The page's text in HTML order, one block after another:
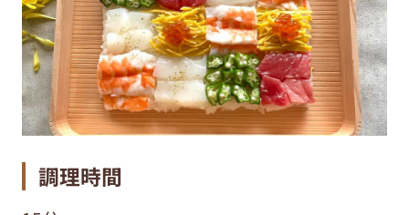
調理時間